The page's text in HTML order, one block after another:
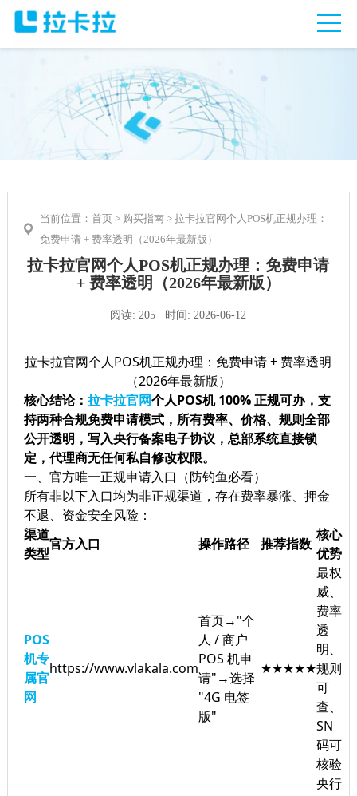
当前位置： 首页> 购买指南> 拉卡拉官网个人POS机正规办理：
免费申请 + 费率透明（2026年最新版）
拉卡拉官网个人POS机正规办理：免费申请
+ 费率透明（2026年最新版）
阅读: 205 时间: 2026-06-12
拉卡拉官网个人POS机正规办理：免费申请 + 费率透明
（2026年最新版）
核心结论： 拉卡拉官网个人POS机 100% 正规可办，支
持两种合规免费申请模式，所有费率、价格、规则全部
公开透明，写入央行备案电子协议，总部系统直接锁
定，代理商无任何私自修改权限。
一、官方唯一正规申请入口（防钓鱼必看）
所有非以下入口均为非正规渠道，存在费率暴涨、押金
不退、资金安全风险：
渠道
类型
官方入口 操作路径 推荐指数
核心
优势
POS
机专
属官
网
https://www.vlakala.com
首页→"个
人 / 商户
POS 机申
请"→选择
"4G 电签
版"
★★★★★
最权
威、
费率
透
明、
规则
可
查、
SN
码可
核验
央行